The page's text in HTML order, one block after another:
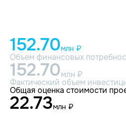
152.70млн ₽
Объем финансовых
152.70млн ₽
Фактический объем
Общая оценка стоимости
22.73млн ₽